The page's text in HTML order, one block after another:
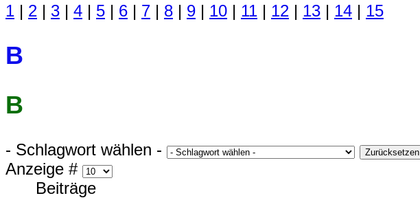
1 | 2 | 3 | 4 | 5 | 6 | 7 | 8 | 9 | 10 | 11 | 12 | 13 | 14 | 15
B
B
- Schlagwort wählen - Zurücksetzen
Anzeige #
Beiträge